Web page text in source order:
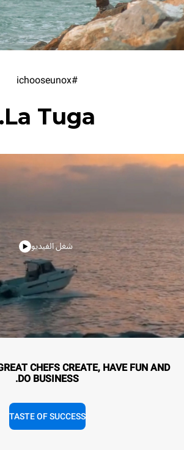
#ichooseunox
La Tuga.
شغل الفيديو
CHEFS CREATE, HAVE FUN AND
DO BUSINESS.
TASTE OF SUCCESS